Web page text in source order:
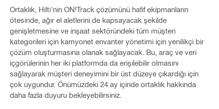
Ortaklık, Hilti'nin ON!Track çözümünü hafif ekipmanların
ötesinde, ağır el aletlerini de kapsayacak şekilde
genişletmesine ve inşaat sektöründeki tüm müşteri
kategorileri için kamyonet envanter yönetimi için yenilikçi bir
çözüm oluşturmasına olanak sağlayacak. Bu, araç ve veri
içgörülerinin her iki platformda da erişilebilir olmasını
sağlayarak müşteri deneyimini bir üst düzeye çıkardığı için
çok uygundur. Önümüzdeki 24 ay içinde ortaklık hakkında
daha fazla duyuru bekleyebilirsiniz.